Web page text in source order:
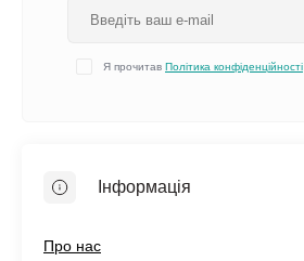
Я прочитав Політика конфіденційності
Інформація
Про нас